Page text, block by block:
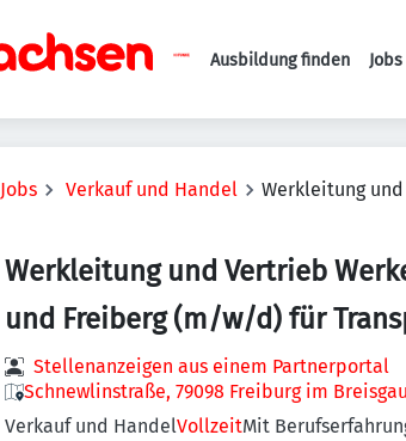
Ausbildung finden
Jobs Verkauf und Handel Werkleitung
Werkleitung und Vertrieb
und Freiberg (m/w/d) für
Stellenanzeigen aus einem Partnerportal
Schnewlinstraße, 79098 Freiburg im
Verkauf und HandelVollzeitMit